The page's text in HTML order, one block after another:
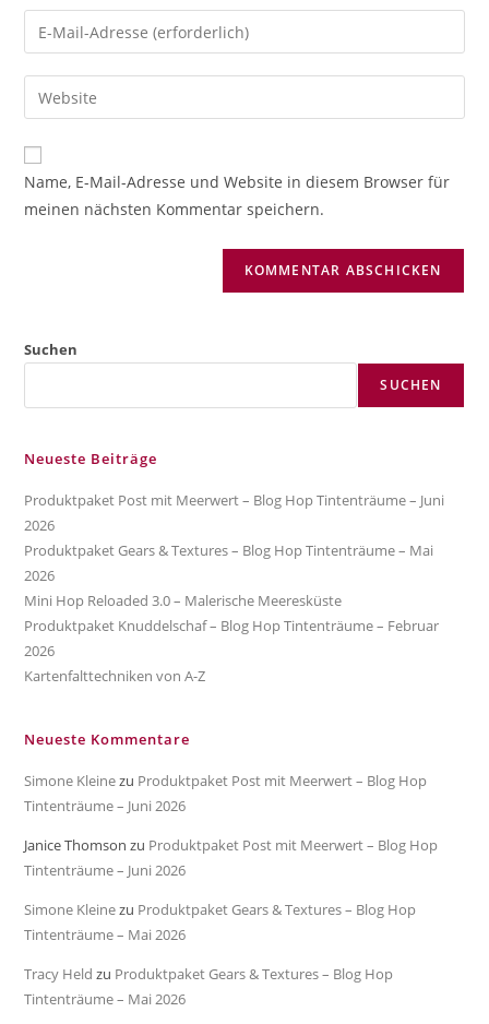
Namen
oder
zum
Kommentieren
ein
Gib
deine
E-
Mail-
zum
Kommentieren
ein
Gib
deine
Website-
URL
Name, E-Mail-Adresse und Website in diesem Browser für
meinen nächsten Kommentar speichern.
Suchen
SUCHEN
Neueste Beiträge
Produktpaket Post mit Meerwert – Blog Hop Tintenträume – Juni
2026
Produktpaket Gears & Textures – Blog Hop Tintenträume – Mai
2026
Mini Hop Reloaded 3.0 – Malerische Meeresküste
Produktpaket Knuddelschaf – Blog Hop Tintenträume – Februar
2026
Kartenfalttechniken von A-Z
Neueste Kommentare
Simone Kleinezu Produktpaket Post mit Meerwert – Blog Hop
Tintenträume – Juni 2026
Janice Thomson zu Produktpaket Post mit Meerwert – Blog Hop
Tintenträume – Juni 2026
Simone Kleinezu Produktpaket Gears & Textures – Blog Hop
Tintenträume – Mai 2026
Tracy Held zu Produktpaket Gears & Textures – Blog Hop
Tintenträume – Mai 2026